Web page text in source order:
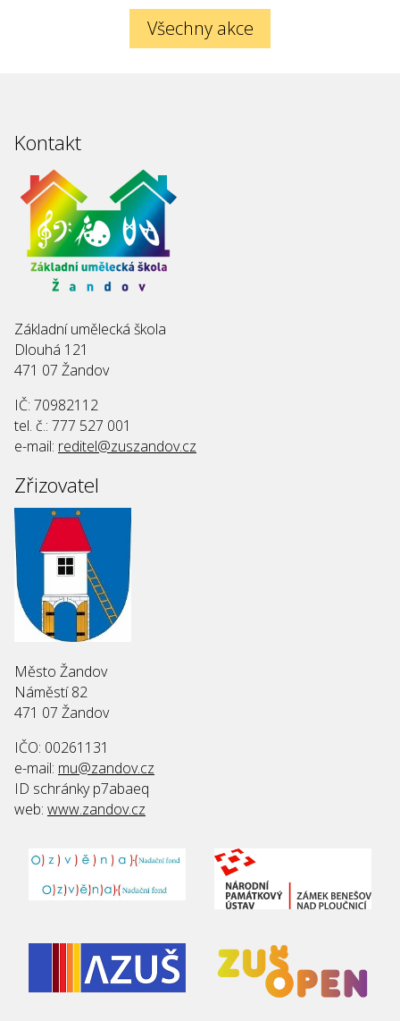
Všechny akce
Kontakt
Základní umělecká škola
Dlouhá 121
471 07 Žandov
IČ: 70982112
tel. č.: 777 527 001
e-mail: reditel@zuszandov.cz
Zřizovatel
Město Žandov
Náměstí 82
471 07 Žandov
IČO: 00261131
e-mail: mu@zandov.cz
ID schránky p7abaeq
web: www.zandov.cz